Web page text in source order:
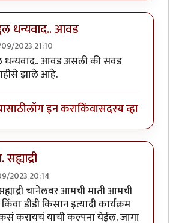
धन्यवाद.. आवड
2023 21:10
मोकळा वेळ दिसतोय...byअहिरावण
धन्यवाद.. आवड असली की सवड
झाले आहे.
लॉग इन कराकिंवासदस्य व्हा
2023 20:14
चानेलवर आमची माती आमची
डीडी किसान इत्यादी कार्यक्रम
करायचं याची कल्पना येईल. जागा